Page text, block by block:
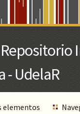
elementos